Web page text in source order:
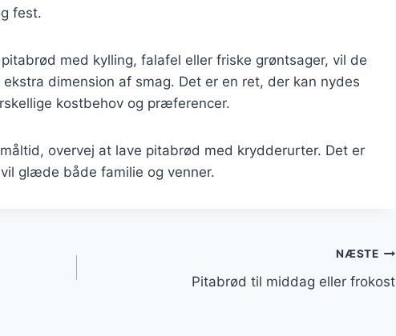
fest.
med kylling, falafel eller friske grøntsager, vil de
dimension af smag. Det er en ret, der kan nydes
kostbehov og præferencer.
overvej at lave pitabrød med krydderurter. Det er
glæde både familie og venner.
NÆSTE
Pitabrød til middag eller frokost